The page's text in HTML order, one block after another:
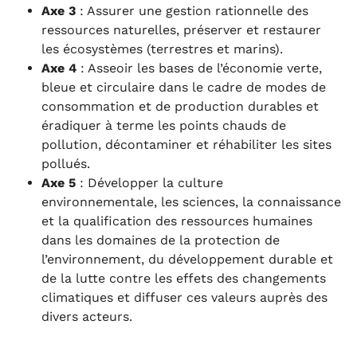
Axe 3 : Assurer une gestion rationnelle des
ressources naturelles, préserver et restaurer
les écosystèmes (terrestres et marins).
Axe 4 : Asseoir les bases de l’économie verte,
bleue et circulaire dans le cadre de modes de
consommation et de production durables et
éradiquer à terme les points chauds de
pollution, décontaminer et réhabiliter les sites
pollués.
Axe 5 : Développer la culture
environnementale, les sciences, la connaissance
et la qualification des ressources humaines
dans les domaines de la protection de
l’environnement, du développement durable et
de la lutte contre les effets des changements
climatiques et diffuser ces valeurs auprès des
divers acteurs.